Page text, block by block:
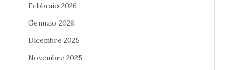
Febbraio 2026
Gennaio 2026
Dicembre 2025
Novembre 2025